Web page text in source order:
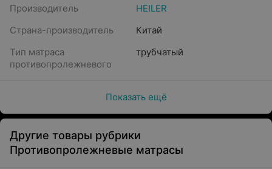
Производитель
HEILER
Страна-производитель
Китай
Тип матраса
противопролежневого
трубчатый
Показать ещё
Другие товары рубрики
Противопролежневые матрасы